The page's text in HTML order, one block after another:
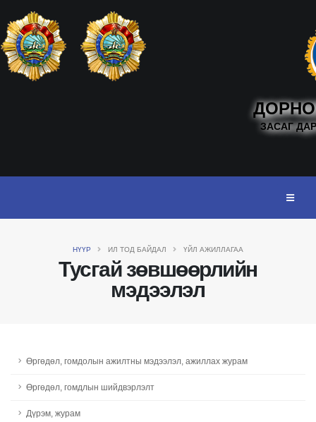
ЗАСАГ
НҮҮР ИЛ ТОД БАЙДАЛ ҮЙЛ АЖИЛЛАГАА
Тусгай зөвшөөрлийн
мэдээлэл
Өргөдөл, гомдолын ажилтны мэдээлэл, ажиллах журам
Өргөдөл, гомдлын шийдвэрлэлт
Дүрэм, журам